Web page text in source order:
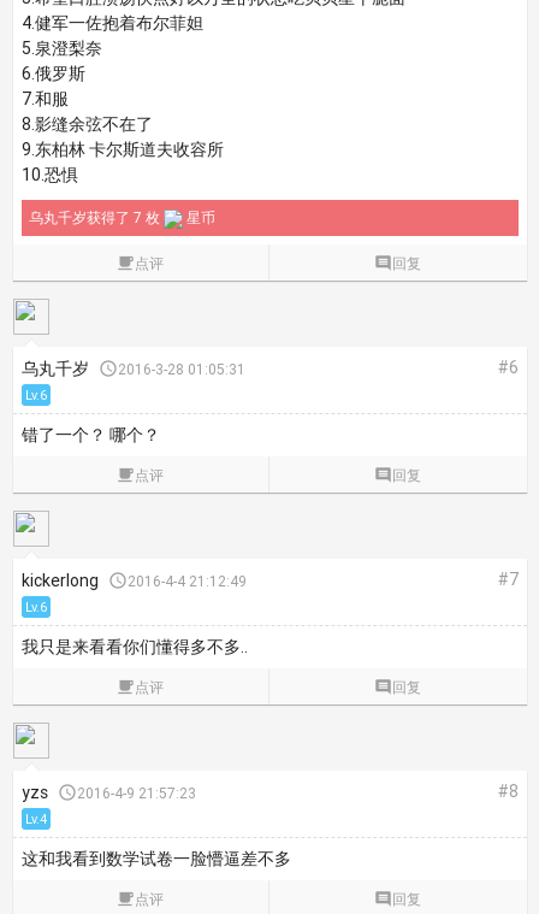
4.健军一佐抱着布尔菲妲
5.泉澄梨奈
6.俄罗斯
7.和服
8.影缝余弦不在了
9.东柏林 卡尔斯道夫收容所
10.恐惧
乌丸千岁获得了 7 枚 星币
点评  回复
乌丸千岁 2016-3-28 01:05:31 #6
Lv.6
错了一个？ 哪个？
点评  回复
kickerlong 2016-4-4 21:12:49 #7
Lv.6
我只是来看看你们懂得多不多..
点评  回复
yzs 2016-4-9 21:57:23 #8
Lv.4
这和我看到数学试卷一脸懵逼差不多
点评  回复